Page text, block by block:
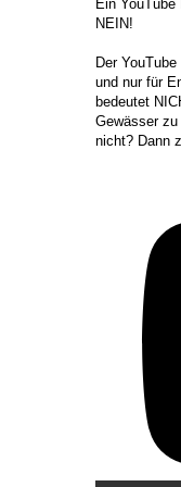
​Ein
NEIN!
Der
und nur für
bedeutet
Gewässer
nicht? Dann